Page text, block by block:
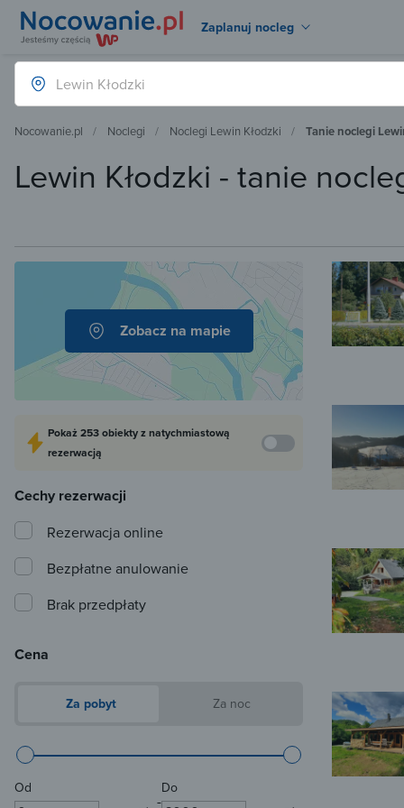
Zaplanuj nocleg
Nocowanie.pl Noclegi Noclegi Lewin Kłodzki Tanie noclegi
Lewin Kłodzki - tanie
Zobacz na mapie
Pokaż253 obiektyz natychmiastową
rezerwacją
Cechy rezerwacji
Rezerwacja online
Bezpłatne anulowanie
Brak przedpłaty
Cena
Za pobyt Za noc
Od
-
Do